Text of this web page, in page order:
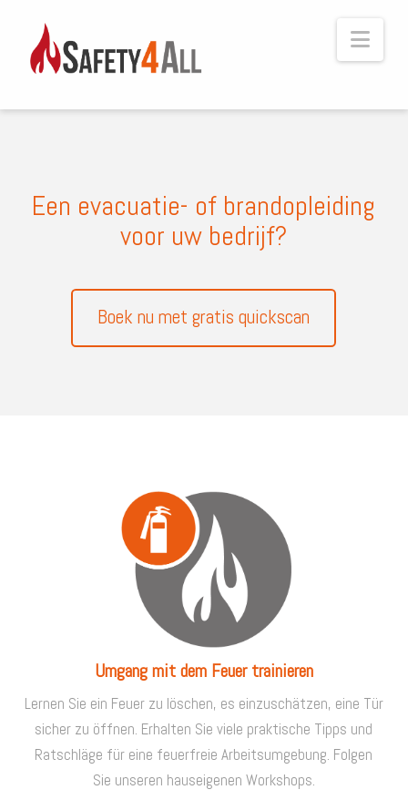
Een evacuatie- of brandopleiding
voor uw bedrijf?
Boek nu met gratis quickscan
Umgang mit dem Feuer trainieren
Lernen Sie ein Feuer zu löschen, es einzuschätzen, eine Tür
sicher zu öffnen. Erhalten Sie viele praktische Tipps und
Ratschläge für eine feuerfreie Arbeitsumgebung. Folgen
Sie unseren hauseigenen Workshops.